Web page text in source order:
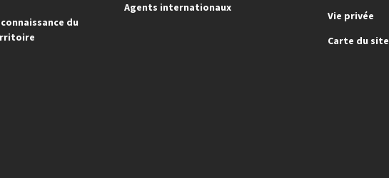
du
Agents internationaux
Vie privée
Carte du site